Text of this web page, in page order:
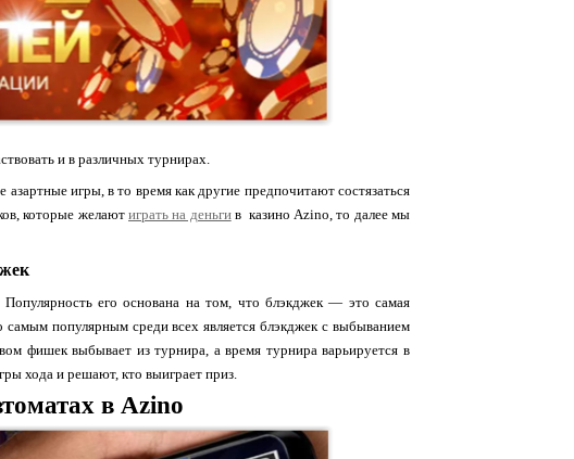
и в различных турнирах.
игры, в то время как другие предпочитают состязаться
которые желаютиграть на деньгив казино Azino, то далее мы
его основана на том, что блэкджек — это самая
популярным среди всех является блэкджек с выбыванием
фишек выбывает из турнира, а время турнира варьируется в
хода и решают, кто выиграет приз.
в Azino